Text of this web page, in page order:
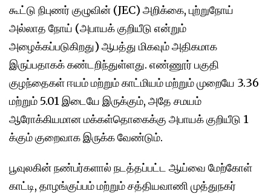
கூட்டு நிபுணர் குழுவின் (JEC) அறிக்கை, புற்றுநோய்
அல்லாத நோய் (அபாயக் குறியீடு என்றும்
அழைக்கப்படுகிறது) ஆபத்து மிகவும் அதிகமாக
இருப்பதாகக் கண்டறிந்துள்ளது. எண்ணூர் பகுதி
குழந்தைகள் ஈயம் மற்றும் காட்மியம் மற்றும் முறையே 3.36
மற்றும் 5.01 இடையே இருக்கும், அதே சமயம்
ஆரோக்கியமான மக்கள்தொகைக்கு அபாயக் குறியீடு 1
க்கும் குறைவாக இருக்க வேண்டும்.
பூவுலகின் நண்பர்களால் நடத்தப்பட்ட ஆய்வை மேற்கோள்
காட்டி, தாழங்குப்பம் மற்றும் சத்தியவாணி முத்துநகர்